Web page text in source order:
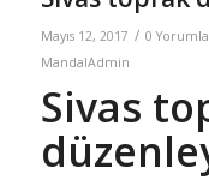
Mayıs 12, 2017 / 0
MandalAdmin
Sivas